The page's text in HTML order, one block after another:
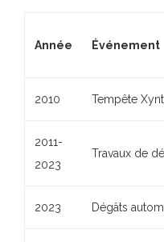
Année Événement
2010 Tempête
2011-
2023
Travaux de
2023 Dégâts